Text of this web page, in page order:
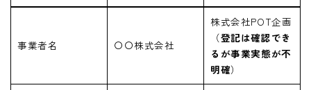
事業者名 〇〇株式会社
株式会社POT企画
（登記は確認でき
るが事業実態が不
明確）